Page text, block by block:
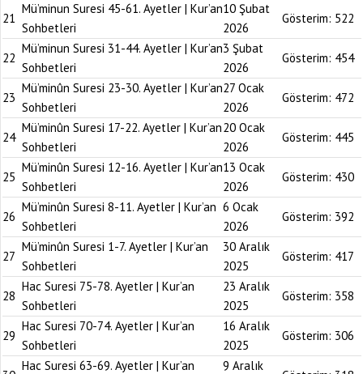
21
Mü’minun Suresi 45-61. Ayetler | Kur’an
Sohbetleri
10 Şubat
2026
Gösterim: 522
22
Mü’minun Suresi 31-44. Ayetler | Kur’an
Sohbetleri
3 Şubat
2026
Gösterim: 454
23
Mü’minûn Suresi 23-30. Ayetler | Kur’an
Sohbetleri
27 Ocak
2026
Gösterim: 472
24
Mü’minûn Suresi 17-22. Ayetler | Kur’an
Sohbetleri
20 Ocak
2026
Gösterim: 445
25
Mü’minûn Suresi 12-16. Ayetler | Kur’an
Sohbetleri
13 Ocak
2026
Gösterim: 430
26
Mü’minûn Suresi 8-11. Ayetler | Kur’an
Sohbetleri
6 Ocak
2026
Gösterim: 392
27
Mü’minûn Suresi 1-7. Ayetler | Kur’an
Sohbetleri
30 Aralık
2025
Gösterim: 417
28
Hac Suresi 75-78. Ayetler | Kur’an
Sohbetleri
23 Aralık
2025
Gösterim: 358
29
Hac Suresi 70-74. Ayetler | Kur’an
Sohbetleri
16 Aralık
2025
Gösterim: 306
Hac Suresi 63-69. Ayetler | Kur’an
9 Aralık